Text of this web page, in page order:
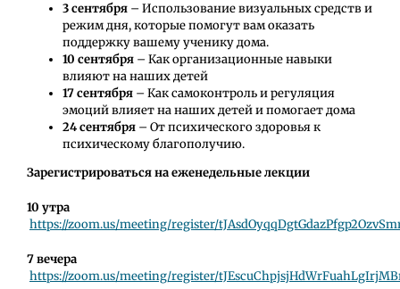
3 сентября– Использование визуальных средств и
режим дня, которые помогут вам оказать
поддержку вашему ученику дома.
10 сентября– Как организационные навыки
влияют на наших детей
17 сентября– Как самоконтроль и регуляция
эмоций влияет на наших детей и помогает дома
24 сентября – От психического здоровья к
психическому благополучию.
Зарегистрироваться на еженедельные лекции
10 утра
https://zoom.us/meeting/register/
7 вечера
https://zoom.us/meeting/register/